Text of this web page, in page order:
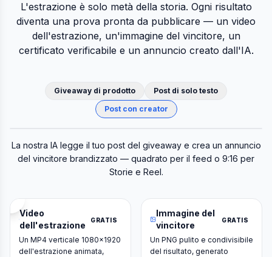
L'estrazione è solo metà della storia. Ogni risultato
diventa una prova pronta da pubblicare — un video
dell'estrazione, un'immagine del vincitore, un
certificato verificabile e un annuncio creato dall'IA.
Giveaway di prodotto
Post di solo testo
Post con creator
Post originale Annuncio vincente IA
La nostra IA legge il tuo post del giveaway e crea un annuncio
del vincitore brandizzato — quadrato per il feed o 9:16 per
Storie e Reel.
Video
dell'estrazione
GRATIS
Un MP4 verticale 1080×1920
dell'estrazione animata,
Immagine del
vincitore
GRATIS
Un PNG pulito e condivisibile
del risultato, generato